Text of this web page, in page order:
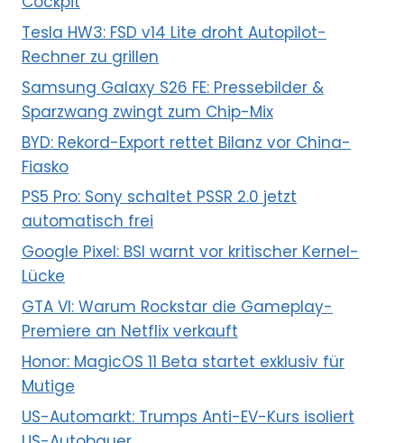
Tesla HW3: FSD v14 Lite droht Autopilot-
Rechner zu grillen
Samsung Galaxy S26 FE: Pressebilder &
Sparzwang zwingt zum Chip-Mix
BYD: Rekord-Export rettet Bilanz vor China-
Fiasko
PS5 Pro: Sony schaltet PSSR 2.0 jetzt
automatisch frei
Google Pixel: BSI warnt vor kritischer Kernel-
Lücke
GTA VI: Warum Rockstar die Gameplay-
Premiere an Netflix verkauft
Honor: MagicOS 11 Beta startet exklusiv für
Mutige
US-Automarkt: Trumps Anti-EV-Kurs isoliert